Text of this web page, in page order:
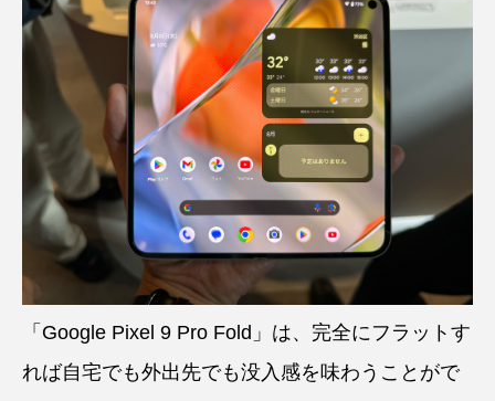
「Google Pixel 9 Pro Fold」は、完全にフラットす
れば自宅でも外出先でも没入感を味わうことがで